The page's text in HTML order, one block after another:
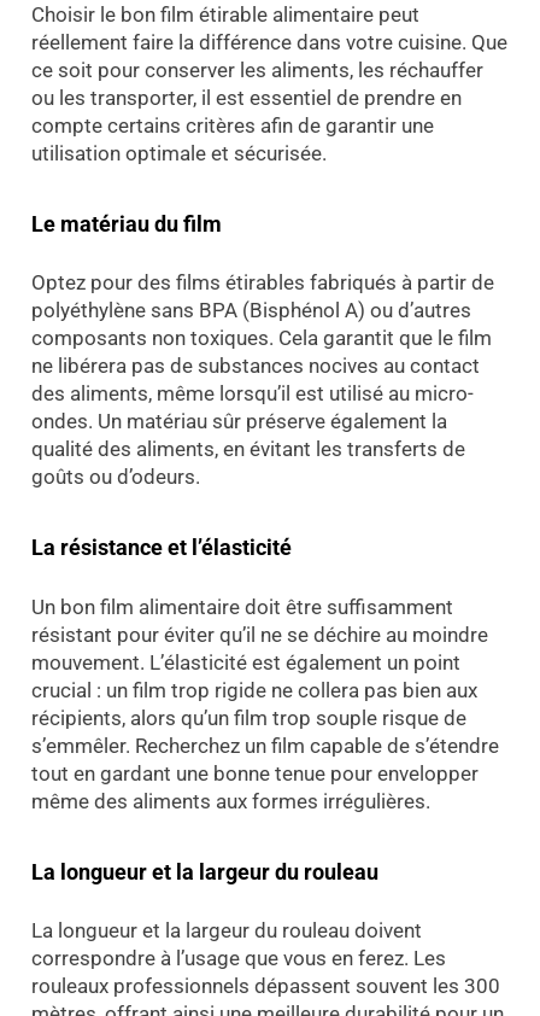
Choisir le bon film étirable alimentaire peut
réellement faire la différence dans votre cuisine. Que
ce soit pour conserver les aliments, les réchauffer
ou les transporter, il est essentiel de prendre en
compte certains critères afin de garantir une
utilisation optimale et sécurisée.
Le matériau du film
Optez pour des films étirables fabriqués à partir de
polyéthylène sans BPA (Bisphénol A) ou d’autres
composants non toxiques. Cela garantit que le film
ne libérera pas de substances nocives au contact
des aliments, même lorsqu’il est utilisé au micro-
ondes. Un matériau sûr préserve également la
qualité des aliments, en évitant les transferts de
goûts ou d’odeurs.
La résistance et l’élasticité
Un bon film alimentaire doit être suffisamment
résistant pour éviter qu’il ne se déchire au moindre
mouvement. L’élasticité est également un point
crucial : un film trop rigide ne collera pas bien aux
récipients, alors qu’un film trop souple risque de
s’emmêler. Recherchez un film capable de s’étendre
tout en gardant une bonne tenue pour envelopper
même des aliments aux formes irrégulières.
La longueur et la largeur du rouleau
La longueur et la largeur du rouleau doivent
correspondre à l’usage que vous en ferez. Les
rouleaux professionnels dépassent souvent les 300